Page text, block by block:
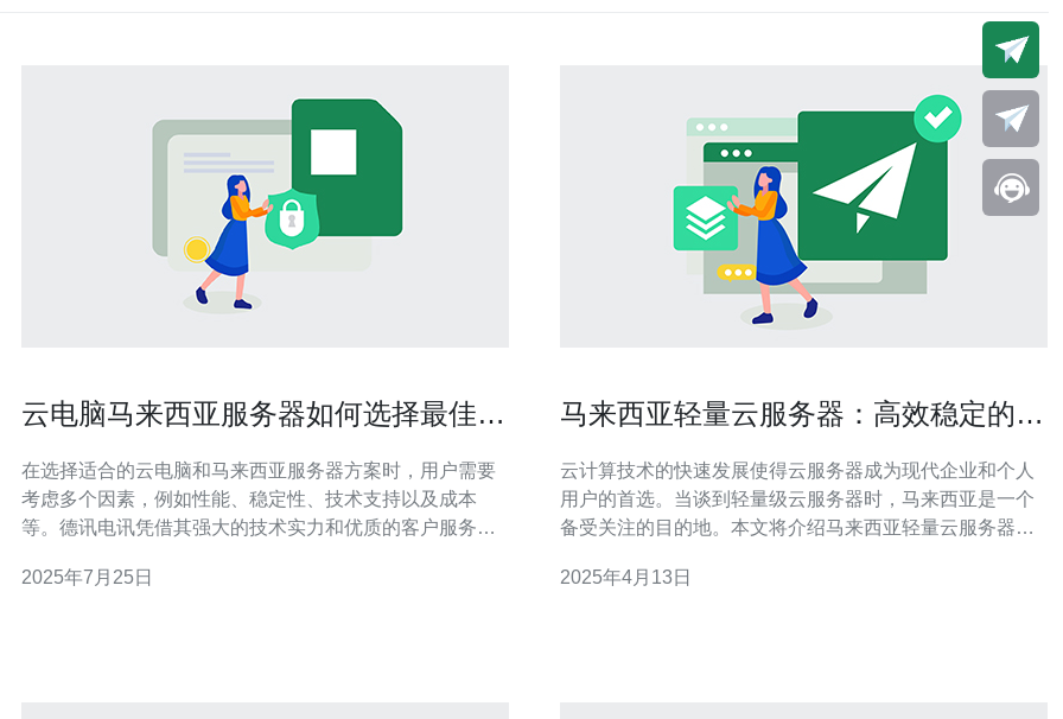
云电脑马来西亚服务器如何选择最佳方
在选择适合的云电脑和马来西亚服务器方案时，用户需要
考虑多个因素，例如性能、稳定性、技术支持以及成本
等。德讯电讯凭借其强大的技术实力和优质的客户服务，
择最佳的云电脑方案，并推荐德讯电讯作为理想的服务提
2025年7月25日
马来西亚轻量云服务器：高效稳定的选
云计算技术的快速发展使得云服务器成为现代企业和个人
用户的首选。当谈到轻量级云服务器时，马来西亚是一个
备受关注的目的地。本文将介绍马来西亚轻量云服务器的
进的硬件设备和优化的网络架构，提供卓越的性能表现。
2025年4月13日